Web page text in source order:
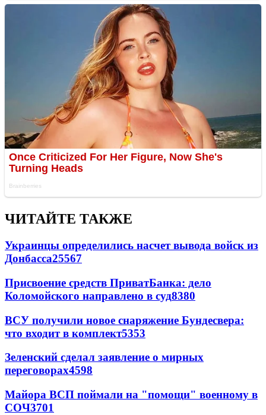
ЧИТАЙТЕ ТАКЖЕ
Украинцы определились насчет вывода войск из
Донбасса25567
Присвоение средств ПриватБанка: дело
Коломойского направлено в суд8380
ВСУ получили новое снаряжение Бундесвера:
что входит в комплект5353
Зеленский сделал заявление о мирных
переговорах4598
Майора ВСП поймали на "помощи" военному в
СОЧ3701